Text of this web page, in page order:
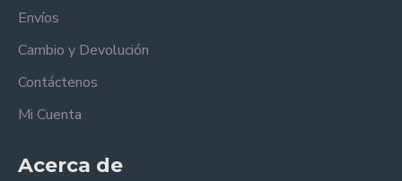
Envíos
Cambio y Devolución
Contáctenos
Mi Cuenta
Acerca de